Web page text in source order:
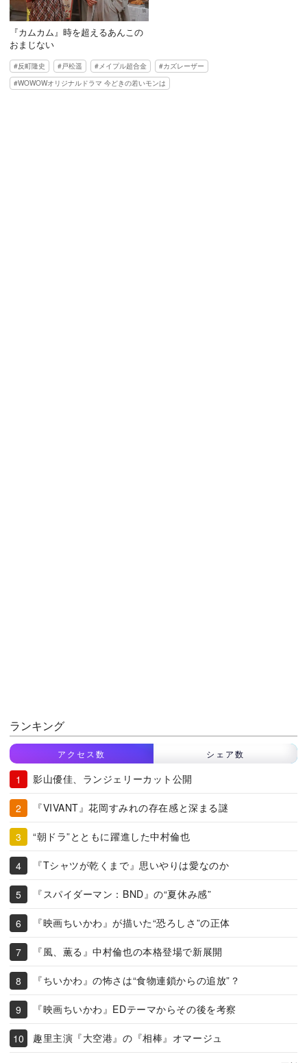
『カムカム』時を超えるあんこの
おまじない
反町隆史 戸松遥 メイプル超合金
カズレーザー
WOWOWオリジナルドラマ 今どきの若いモンは
ランキング
アクセス数 シェア数
影山優佳、ランジェリーカット公開
『VIVANT』花岡すみれの存在感と深まる謎
“朝ドラ”とともに躍進した中村倫也
『Tシャツが乾くまで』思いやりは愛なのか
『スパイダーマン：BND』の“夏休み感”
『映画ちいかわ』が描いた“恐ろしさ”の正体
『風、薫る』中村倫也の本格登場で新展開
『ちいかわ』の怖さは“食物連鎖からの追放”？
『映画ちいかわ』EDテーマからその後を考察
趣里主演『大空港』の『相棒』オマージュ